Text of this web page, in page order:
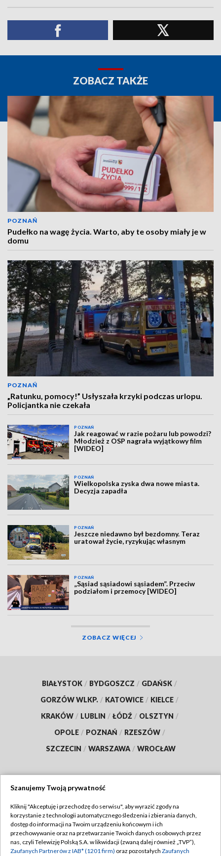
ZOBACZ TAKŻE
POZNAŃ
Pudełko na wagę życia. Warto, aby te osoby miały je w
domu
POZNAŃ
„Ratunku, pomocy!” Usłyszała krzyki podczas urlopu.
Policjantka nie czekała
POZNAŃ
Jak reagować w razie pożaru lub powodzi?
Młodzież z OSP nagrała wyjątkowy film
[WIDEO]
POZNAŃ
Wielkopolska zyska dwa nowe miasta.
Decyzja zapadła
POZNAŃ
Jeszcze niedawno był bezdomny. Teraz
uratował życie, ryzykując własnym
POZNAŃ
„Sąsiad sąsiadowi sąsiadem”. Przeciw
podziałom i przemocy [WIDEO]
ZOBACZ WIĘCEJ
BIAŁYSTOK / BYDGOSZCZ / GDAŃSK /
GORZÓW WLKP. / KATOWICE / KIELCE /
KRAKÓW / LUBLIN / ŁÓDŹ / OLSZTYN /
OPOLE / POZNAŃ / RZESZÓW /
SZCZECIN / WARSZAWA / WROCŁAW
TVP
Abonament TVP
Emisja w TVP
Regulamin TVP
Polityka prywatności
Szanujemy Twoją prywatność
Kliknij "Akceptuję i przechodzę do serwisu", aby wyrazić zgody na
korzystanie z technologii automatycznego śledzenia i zbierania danych,
dostęp do informacji na Twoim urządzeniu końcowym i ich
przechowywanie oraz na przetwarzanie Twoich danych osobowych przez
nas, czyli Telewizję Polską S.A. w likwidacji (zwaną dalej również „TVP”),
Zaufanych Partnerów z IAB* (1201 firm) oraz pozostałych Zaufanych